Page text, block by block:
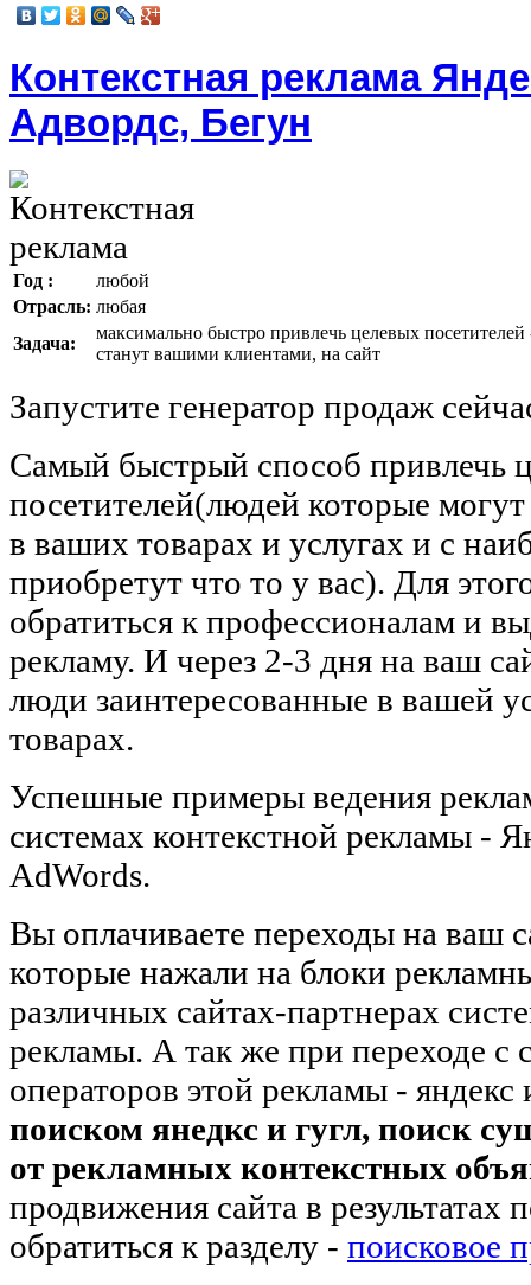
Контекстная реклама
Адвордс, Бегун
Год :
любой
Отрасль: любая
Задача:
максимально быстро привлечь целевых
станут вашими клиентами, на сайт
Запустите генератор продаж
Самый быстрый способ привлечь
посетителей(людей которые
в ваших товарах и услугах и с
приобретут что то у вас). Для
обратиться к профессионалам и
рекламу. И через 2-3 дня на ваш
люди заинтересованные в вашей
товарах.
Успешные примеры ведения
системах контекстной рекламы -
AdWords.
Вы оплачиваете переходы на ваш
которые нажали на блоки
различных сайтах-партнерах
рекламы. А так же при переходе с
операторов этой рекламы - яндекс
поиском янедкс и гугл, поиск
от рекламных контекстных
продвижения сайта в результатах
обратиться к разделу - поисковое